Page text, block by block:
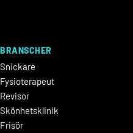
BRANSCHER
Snickare
Fysioterapeut
Revisor
Skönhetsklinik
Frisör